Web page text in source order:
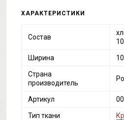
ХАРАКТЕРИСТИКИ
Состав
Ширина
Страна
производитель
Артикул
Тип ткани